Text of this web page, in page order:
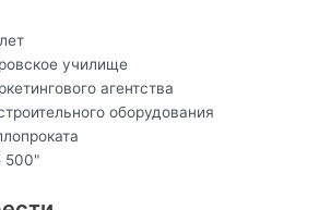
училище
агентства
оборудования
500"